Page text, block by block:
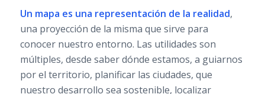
Un mapa es una representación de la realidad,
una proyección de la misma que sirve para
conocer nuestro entorno. Las utilidades son
múltiples, desde saber dónde estamos, a guiarnos
por el territorio, planificar las ciudades, que
nuestro desarrollo sea sostenible, localizar